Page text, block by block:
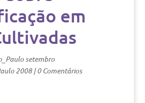
em
setembro
2008|0 Comentários